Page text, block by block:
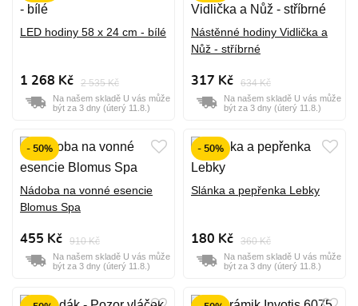
LED hodiny 58 x 24 cm - bílé
1 268 Kč 2 535 Kč
Na našem skladě U vás může
být za 3 dny (úterý 11.8.)
Nástěnné hodiny Vidlička a
Nůž - stříbrné
317 Kč 634 Kč
Na našem skladě U vás může
být za 3 dny (úterý 11.8.)
- 50%
Nádoba na vonné esencie
Blomus Spa
455 Kč 910 Kč
Na našem skladě U vás může
být za 3 dny (úterý 11.8.)
- 50%
Slánka a pepřenka Lebky
180 Kč 360 Kč
Na našem skladě U vás může
být za 3 dny (úterý 11.8.)